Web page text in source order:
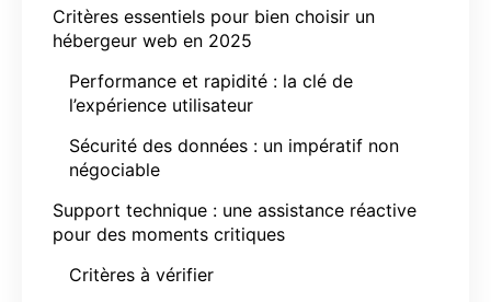
Critères essentiels pour bien choisir un
hébergeur web en 2025
Performance et rapidité : la clé de
l’expérience utilisateur
Sécurité des données : un impératif non
négociable
Support technique : une assistance réactive
pour des moments critiques
Critères à vérifier